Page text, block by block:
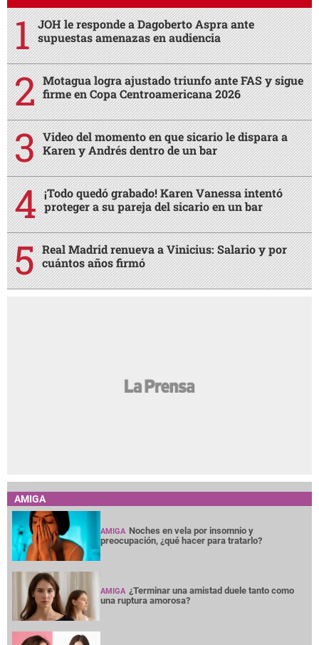
JOH le responde a Dagoberto Aspra ante
supuestas amenazas en audiencia
Motagua logra ajustado triunfo ante FAS y sigue
firme en Copa Centroamericana 2026
Video del momento en que sicario le dispara a
Karen y Andrés dentro de un bar
¡Todo quedó grabado! Karen Vanessa intentó
proteger a su pareja del sicario en un bar
Real Madrid renueva a Vinicius: Salario y por
cuántos años firmó
AMIGA
AMIGA Noches en vela por insomnio y
preocupación, ¿qué hacer para tratarlo?
AMIGA ¿Terminar una amistad duele tanto como
una ruptura amorosa?